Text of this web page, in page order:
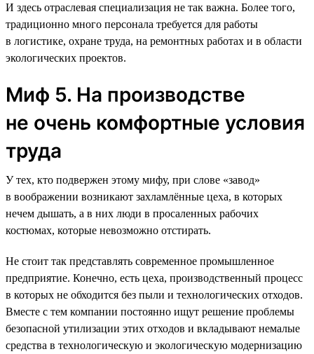
И здесь отраслевая специализация не так важна. Более того,
традиционно много персонала требуется для работы
в логистике, охране труда, на ремонтных работах и в области
экологических проектов.
Миф 5. На производстве
не очень комфортные условия
труда
У тех, кто подвержен этому мифу, при слове «завод»
в воображении возникают захламлённые цеха, в которых
нечем дышать, а в них люди в просаленных рабочих
костюмах, которые невозможно отстирать.
Не стоит так представлять современное промышленное
предприятие. Конечно, есть цеха, производственный процесс
в которых не обходится без пыли и технологических отходов.
Вместе с тем компании постоянно ищут решение проблемы
безопасной утилизации этих отходов и вкладывают немалые
средства в технологическую и экологическую модернизацию